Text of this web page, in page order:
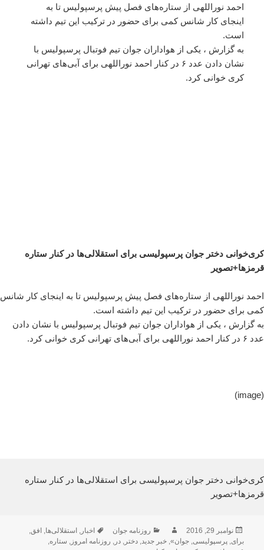
احمد نوراللهی از ستاره‌های فصل پیش پرسپولیس تا به
اینجای کار شانس کمی برای حضور در ترکیب این تیم داشته
است.
به گزارش ، یکی از هواداران جوان تیم فوتبال پرسپولیس با
نشان دادن عدد ۶ در کنار احمد نوراللهی برای آبی‌های تهرانی
کری خوانی کرد.
کری‌خوانی دختر جوان پرسپولیسی برای استقلالی‌ها در کنار ستاره
قرمزها+تصویر
احمد نوراللهی از ستاره‌های فصل پیش پرسپولیس تا به اینجای کار شانس
کمی برای حضور در ترکیب این تیم داشته است.
به گزارش ، یکی از هواداران جوان تیم فوتبال پرسپولیس با نشان دادن
عدد ۶ در کنار احمد نوراللهی برای آبی‌های تهرانی کری خوانی کرد.
(image)
کری‌خوانی دختر جوان پرسپولیسی برای استقلالی‌ها در کنار ستاره
قرمزها+تصویر
ارسال
شده
نوامبر 29, 2016 نویسندهدسته‌ها
روزنامه جوان برچسب‌ها
اخبار, استقلالی‌ها, افق,
برای,پرسپولیسی,جوان»,خبر جدید,دختر,در, روزنامه امروز, ستاره,